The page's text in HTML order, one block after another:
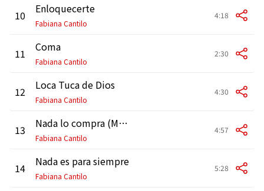
10 Enloquecerte
Fabiana Cantilo
4:18
11 Coma
Fabiana Cantilo
2:30
12 Loca Tuca de Dios
Fabiana Cantilo
4:30
13 Nada lo compra (Money Can't Buy It)
Fabiana Cantilo
4:57
14 Nada es para siempre
Fabiana Cantilo
5:28